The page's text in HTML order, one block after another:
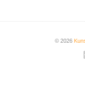
© 2026